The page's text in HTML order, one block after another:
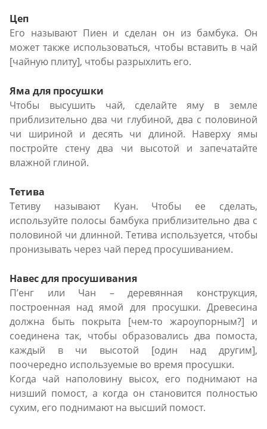
Цеп
Его называют Пиен и сделан он из бамбука. Он
может также использоваться, чтобы вставить в чай
[чайную плиту], чтобы разрыхлить его.
Яма для просушки
Чтобы высушить чай, сделайте яму в земле
приблизительно два чи глубиной, два с половиной
чи шириной и десять чи длиной. Наверху ямы
постройте стену два чи высотой и запечатайте
влажной глиной.
Тетива
Тетиву называют Kуан. Чтобы ее сделать,
используйте полосы бамбука приблизительно два с
половиной чи длинной. Тетива используется, чтобы
пронизывать через чай перед просушиванием.
Навес для просушивания
П’енг или Чан – деревянная конструкция,
построенная над ямой для просушки. Древесина
должна быть покрыта [чем-то жароупорным?] и
соединена так, чтобы образовались два помоста,
каждый в чи высотой [один над другим],
поочередно используемые во время просушки.
Когда чай наполовину высох, его поднимают на
низший помост, а когда он становится полностью
сухим, его поднимают на высший помост.